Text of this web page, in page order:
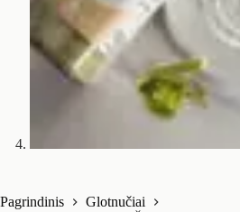
Pagrindinis
Glotnučiai